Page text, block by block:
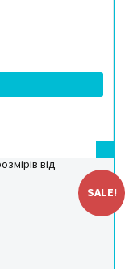
SALE!